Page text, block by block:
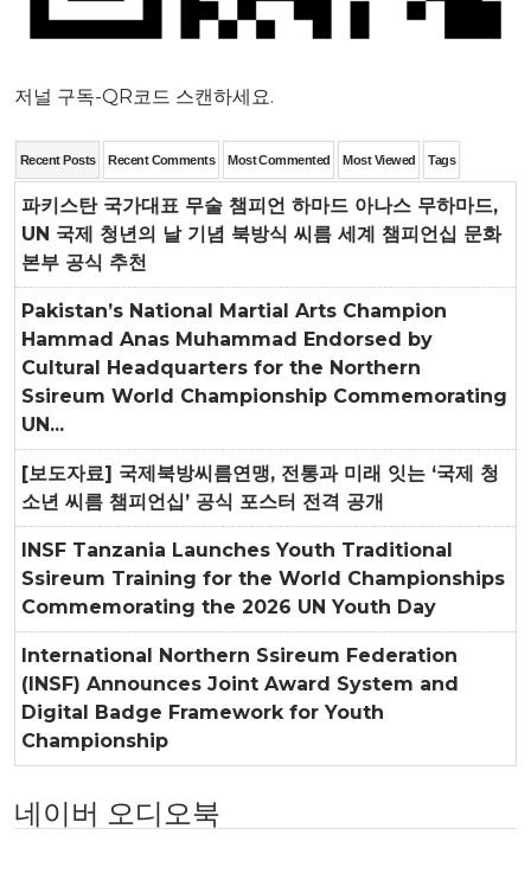
저널 구독-QR코드 스캔하세요.
Recent Posts Recent Comments Most Commented Most Viewed Tags
파키스탄 국가대표 무술 챔피언 하마드 아나스 무하마드,
UN 국제 청년의 날 기념 북방식 씨름 세계 챔피언십 문화
본부 공식 추천
Pakistan’s National Martial Arts Champion
Hammad Anas Muhammad Endorsed by
Cultural Headquarters for the Northern
Ssireum World Championship Commemorating
UN...
[보도자료] 국제북방씨름연맹, 전통과 미래 잇는 ‘국제 청
소년 씨름 챔피언십’ 공식 포스터 전격 공개
INSF Tanzania Launches Youth Traditional
Ssireum Training for the World Championships
Commemorating the 2026 UN Youth Day
International Northern Ssireum Federation
(INSF) Announces Joint Award System and
Digital Badge Framework for Youth
Championship
네이버 오디오북